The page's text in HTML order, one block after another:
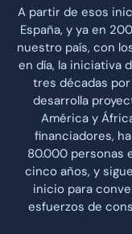
A partir de esos
España, y ya en
nuestro país, con
en día, la iniciativa
tres décadas
desarrolla
América y
financiadores,
80.000 personas
cinco años, y
inicio para
esfuerzos de